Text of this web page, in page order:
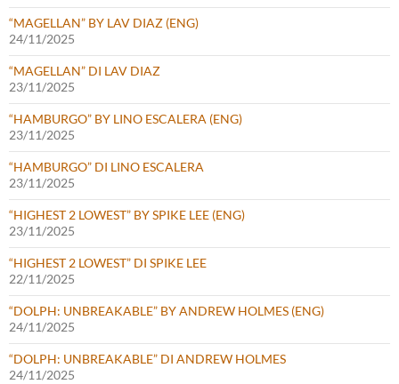
“MAGELLAN” BY LAV DIAZ (ENG)
24/11/2025
“MAGELLAN” DI LAV DIAZ
23/11/2025
“HAMBURGO” BY LINO ESCALERA (ENG)
23/11/2025
“HAMBURGO” DI LINO ESCALERA
23/11/2025
“HIGHEST 2 LOWEST” BY SPIKE LEE (ENG)
23/11/2025
“HIGHEST 2 LOWEST” DI SPIKE LEE
22/11/2025
“DOLPH: UNBREAKABLE” BY ANDREW HOLMES (ENG)
24/11/2025
“DOLPH: UNBREAKABLE” DI ANDREW HOLMES
24/11/2025